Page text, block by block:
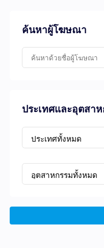
ค้นหาผู้โฆษณา
ประเทศและอุตสา